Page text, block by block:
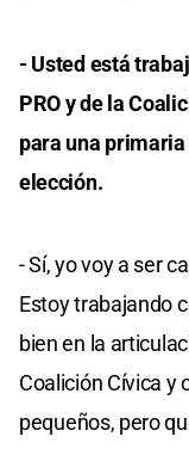
- Usted está
PRO y de la
para una
elección.
- Sí, yo voy a ser
Estoy trabajando
bien en la
Coalición Cívica y
pequeños, pero